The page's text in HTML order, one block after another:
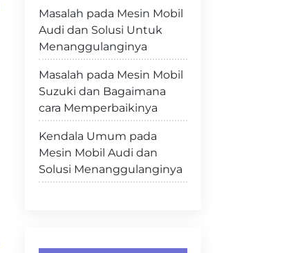
Masalah pada Mesin Mobil
Audi dan Solusi Untuk
Menanggulanginya
Masalah pada Mesin Mobil
Suzuki dan Bagaimana
cara Memperbaikinya
Kendala Umum pada
Mesin Mobil Audi dan
Solusi Menanggulanginya